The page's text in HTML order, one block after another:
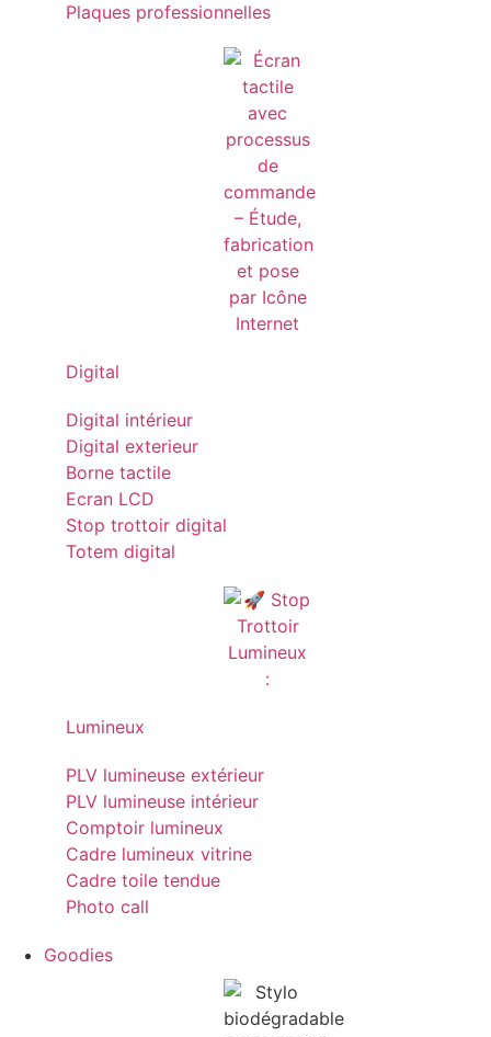
Plaques professionnelles
Digital
Digital intérieur
Digital exterieur
Borne tactile
Ecran LCD
Stop trottoir digital
Totem digital
Lumineux
PLV lumineuse extérieur
PLV lumineuse intérieur
Comptoir lumineux
Cadre lumineux vitrine
Cadre toile tendue
Photo call
Goodies